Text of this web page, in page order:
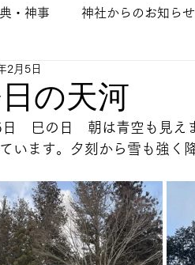
・神事 神社からのお知らせ
の天河
2月5日
　巳の日　朝は青空も見
います。夕刻から雪も強く